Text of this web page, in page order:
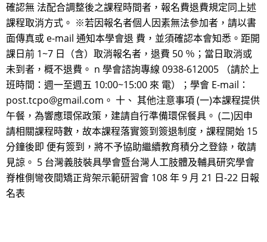
確認無 法配合調整後之課程時間者，報名費退費規定同上述
課程取消方式。 ※若因報名者個人因素無法參加者，請以書
面傳真或 e-mail 通知本學會退 費，並須確認本會知悉。距開
課日前 1~7 日（含）取消報名者，退費 50 ％；當日取消或
未到者，概不退費。 n 學會諮詢專線 0938-612005 （請於上
班時間：週一至週五 10:00~15:00 來 電）；學會 E-mail：
post.tcpo@gmail.com。 十、 其他注意事項 (一)本課程提供
午餐，為響應環保政策，建請自行準備環保餐具。 (二)因申
請相關課程時數，故本課程落實簽到簽退制度，課程開始 15
分鐘後即 便有簽到，將不予協助繼續教育積分之登錄，敬請
見諒。 5 台灣義肢裝具學會暨台灣人工肢體及輔具研究學會
脊椎側彎夜間矯正背架示範研習會 108 年 9 月 21 日-22 日報
名表